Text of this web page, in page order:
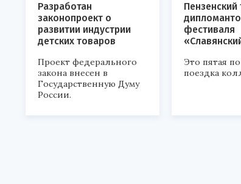
Разработан
законопроект о
развитии индустрии
детских товаров
Проект федерального
закона внесен в
Государственную Думу
России.
Пензенский
фестиваля
Это пятая
поездка